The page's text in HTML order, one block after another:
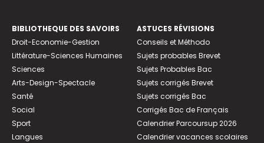
BIBLIOTHEQUE DES SAVOIRS
Droit-Economie-Gestion
Littérature-Sciences Humaines
Sciences
Arts-Design-Spectacle
Santé
Social
Sport
Langues
ASTUCES RÉVISIONS
Conseils et Méthodo
Sujets probables Brevet
Sujets Probables Bac
Sujets corrigés Brevet
Sujets corrigés Bac
Corrigés Bac de Français
Calendrier Parcoursup 2026
Calendrier vacances scolaires